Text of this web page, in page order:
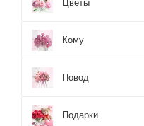
Цветы
Кому
Повод
Подарки